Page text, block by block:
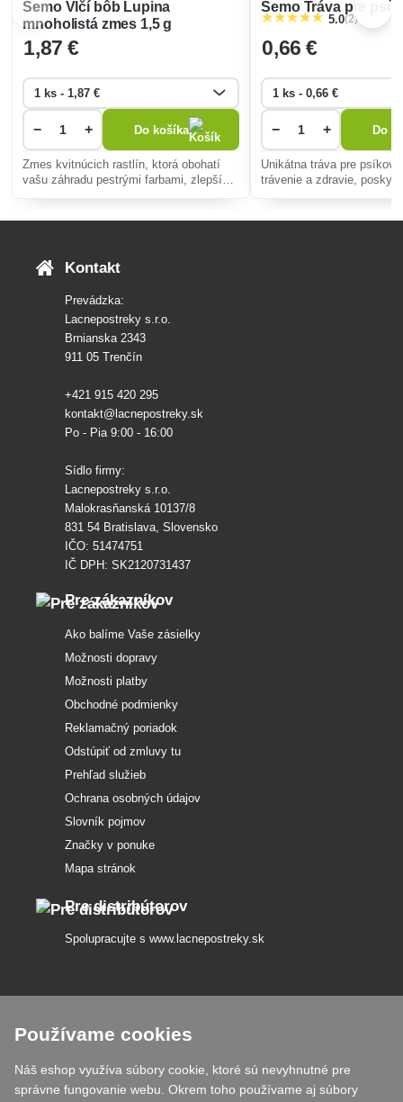
Semo Vlčí bôb Lupina
mnoholistá zmes 1,5 g
1,87 €
− + Do košíka
Zmes kvitnúcich rastlín, ktorá obohatí
vašu záhradu pestrými farbami, zlepší
Semo Tráva pre
5.0(2)
0,66 €
− + Do
Unikátna tráva pre psíkov
trávenie a zdravie,
Kontakt
Prevádzka:
Lacnepostreky s.r.o.
Brnianska 2343
911 05 Trenčín
+421 915 420 295
kontakt@lacnepostreky.sk
Po - Pia 9:00 - 16:00
Sídlo firmy:
Lacnepostreky s.r.o.
Malokrasňanská 10137/8
831 54 Bratislava, Slovensko
IČO: 51474751
IČ DPH: SK2120731437
Pre zákazníkov
Ako balíme Vaše zásielky
Možnosti dopravy
Možnosti platby
Obchodné podmienky
Reklamačný poriadok
Odstúpiť od zmluvy tu
Prehľad služieb
Ochrana osobných údajov
Slovník pojmov
Značky v ponuke
Mapa stránok
Pre distribútorov
Spolupracujte s www.lacnepostreky.sk
Vždy vám odborne poradíme
Reklamácie vybavujeme do 24 h
Používame cookies
Náš eshop využíva súbory cookie, ktoré sú nevyhnutné pre
správne fungovanie webu. Okrem toho používame aj súbory